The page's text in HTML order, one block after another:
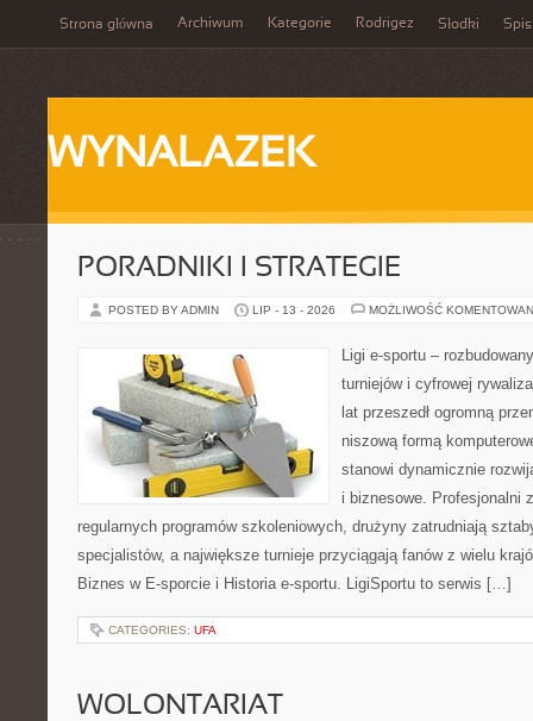
Strona główna Archiwum Kategorie Rodrigez Słodki Spis
WYNALAZEK
PORADNIKI I STRATEGIE
POSTED BY ADMIN LIP - 13 - 2026 MOŻLIWOŚĆ
Ligi e-sportu –
turniejów i cyfrowej
lat przeszedł ogromną
niszową formą
stanowi dynamicznie
i biznesowe. Profesjonalni
regularnych programów szkoleniowych, drużyny zatrudniają
specjalistów, a największe turnieje przyciągają fanów z wielu
Biznes w E-sporcie i Historia e-sportu. LigiSportu to serwis […]
CATEGORIES: UFA
WOLONTARIAT